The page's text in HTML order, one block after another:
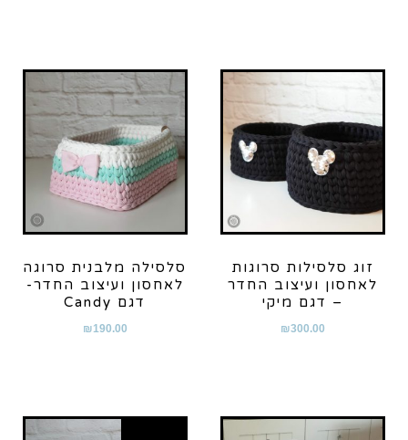
זוג סלסילות סרוגות
לאחסון ועיצוב החדר
– דגם מיקי
₪300.00
סלסילה מלבנית סרוגה
לאחסון ועיצוב החדר-
דגם Candy
₪190.00